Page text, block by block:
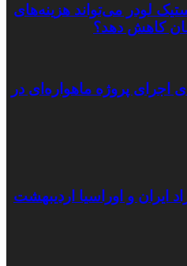
لودر می‌تواند هزینه‌های
کاهش دهد؟
اجرای پروژه ماهواره‌ای در
ایران و اوراسیا اردیبهشت